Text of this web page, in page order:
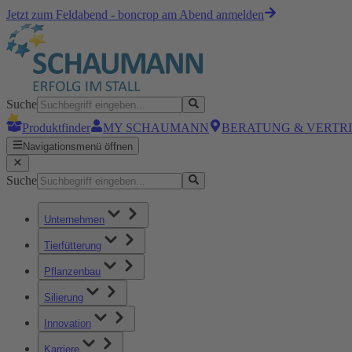
Jetzt zum Feldabend - boncrop am Abend anmelden
Suche
Produktfinder
MY SCHAUMANN BERATUNG &
Navigationsmenü öffnen
Suche
Unternehmen
Tierfütterung
Pflanzenbau
Silierung
Innovation
Karriere